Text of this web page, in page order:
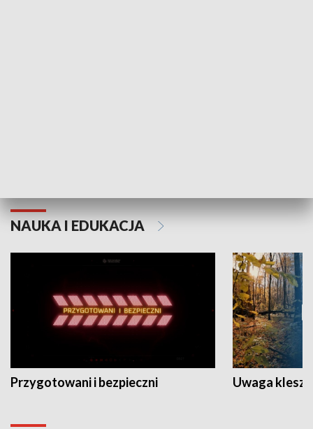
NAUKA I EDUKACJA
Przygotowani i bezpieczni Uwaga